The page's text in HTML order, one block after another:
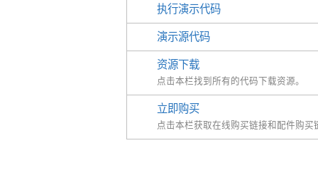
执行演示代码
演示源代码
资源下载
点击本栏找到所有的代码下载资源。
立即购买
点击本栏获取在线购买链接和配件购买